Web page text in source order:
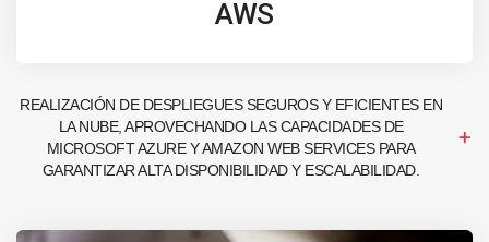
AWS
REALIZACIÓN DE DESPLIEGUES SEGUROS Y EFICIENTES EN
LA NUBE, APROVECHANDO LAS CAPACIDADES DE
MICROSOFT AZURE Y AMAZON WEB SERVICES PARA
GARANTIZAR ALTA DISPONIBILIDAD Y ESCALABILIDAD.